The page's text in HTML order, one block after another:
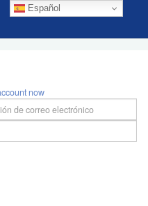
Español
now